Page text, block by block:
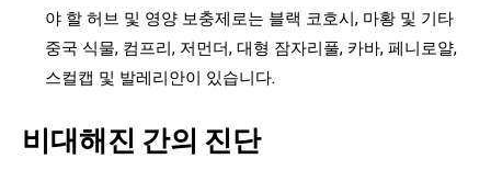
야 할 허브 및 영양 보충제로는 블랙 코호시, 마황 및 기타
중국 식물, 컴프리, 저먼더, 대형 잠자리풀, 카바, 페니로얄,
스컬캡 및 발레리안이 있습니다.
비대해진 간의 진단